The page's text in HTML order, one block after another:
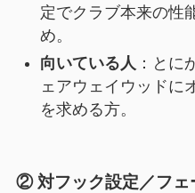
定でクラブ本来の性
め。
向いている人 ：とに
ェアウェイウッドに
を求める方。
② 対フック設定／フェ